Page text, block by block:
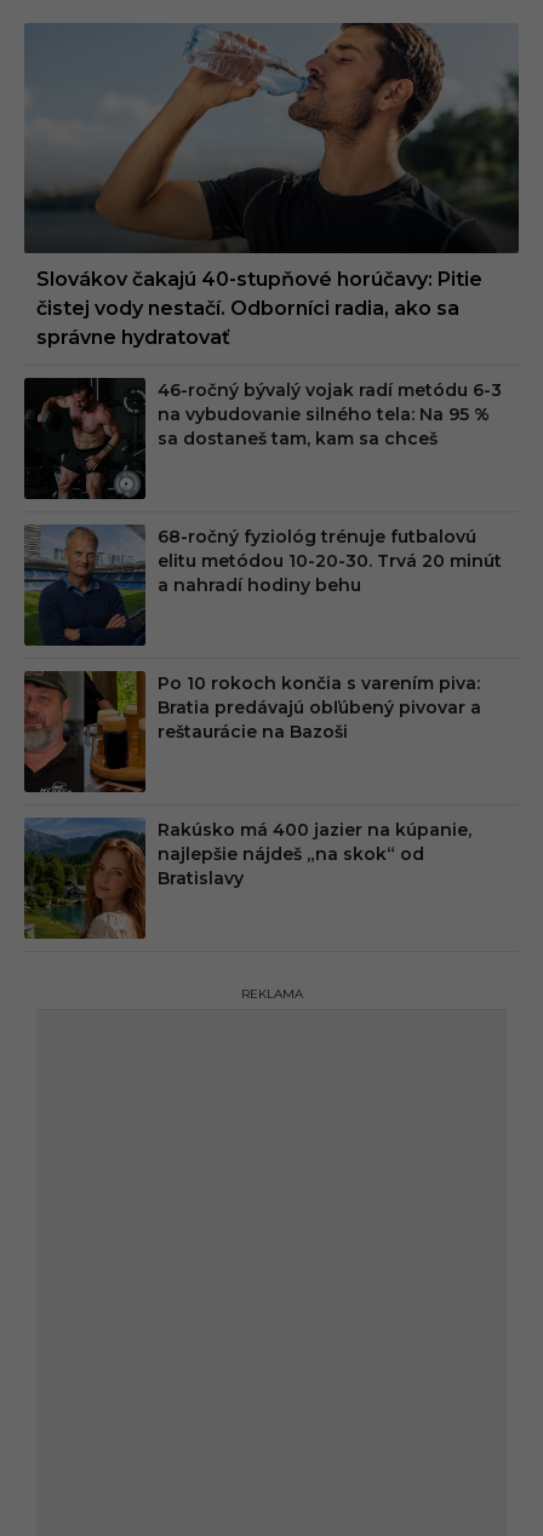
Slovákov čakajú 40-stupňové horúčavy: Pitie
čistej vody nestačí. Odborníci radia, ako sa
správne hydratovať
46-ročný bývalý vojak radí metódu 6-3
na vybudovanie silného tela: Na 95 %
sa dostaneš tam, kam sa chceš
68-ročný fyziológ trénuje futbalovú
elitu metódou 10-20-30. Trvá 20 minút
a nahradí hodiny behu
Po 10 rokoch končia s varením piva:
Bratia predávajú obľúbený pivovar a
reštaurácie na Bazoši
Rakúsko má 400 jazier na kúpanie,
najlepšie nájdeš „na skok“ od
Bratislavy
REKLAMA